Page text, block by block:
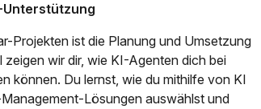
Projekten ist die Planung und Umsetzung
wir dir, wie KI-Agenten dich bei
können. Du lernst, wie du mithilfe von KI
Lösungen auswählst und